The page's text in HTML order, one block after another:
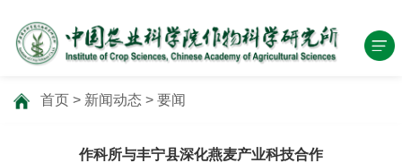
首页 > 新闻动态 > 要闻
作科所与丰宁县深化燕麦产业科技合作